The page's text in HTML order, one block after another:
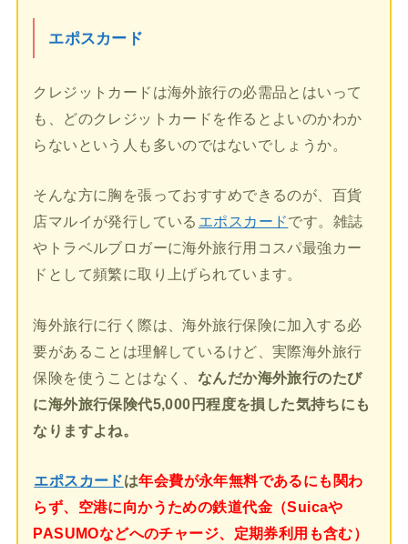
エポスカード
クレジットカードは海外旅行の必需品とはいって
も、どのクレジットカードを作るとよいのかわか
らないという人も多いのではないでしょうか。
そんな方に胸を張っておすすめできるのが、百貨
店マルイが発行している エポスカードです。雑誌
やトラベルブロガーに海外旅行用コスパ最強カー
ドとして頻繁に取り上げられています。
海外旅行に行く際は、海外旅行保険に加入する必
要があることは理解しているけど、実際海外旅行
保険を使うことはなく、 なんだか海外旅行のたび
に海外旅行保険代5,000円程度を損した気持ちにも
なりますよね。
エポスカードは年会費が永年無料であるにも関わ
らず、空港に向かうための鉄道代金（Suicaや
PASUMOなどへのチャージ、定期券利用も含む）